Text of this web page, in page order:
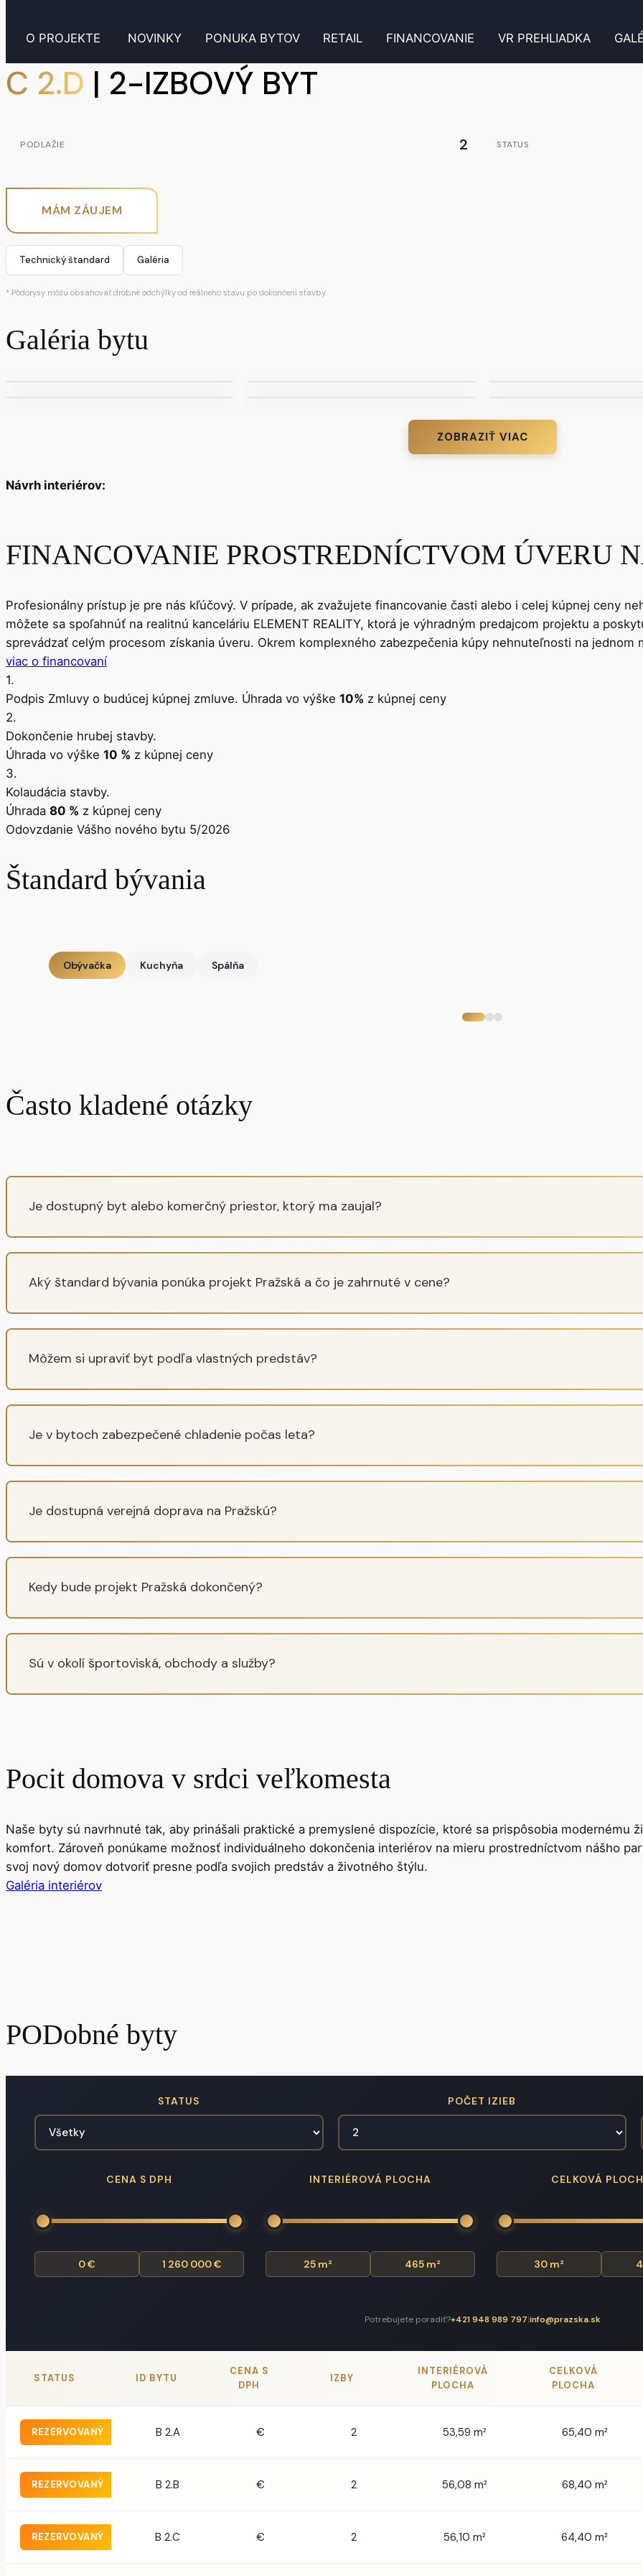
O PROJEKTE NOVINKY PONUKA BYTOV RETAIL FINANCOVANIE VR PREHLIADKA
C 2.D | 2-IZBOVÝ BYT
PODLAŽIE 2 STATUS
MÁM ZÁUJEM
Technický štandard Galéria
* Pôdorysy môžu obsahovať drobné odchýlky od reálneho stavu po dokončení stavby.
Galéria bytu
ZOBRAZIŤ VIAC
Návrh interiérov:
FINANCOVANIE PROSTREDNÍCTVOM ÚVERU
Profesionálny prístup je pre nás kľúčový. V prípade, ak zvažujete financovanie časti alebo i celej kúpnej ceny
môžete sa spoľahnúť na realitnú kanceláriu ELEMENT REALITY, ktorá je výhradným predajcom projektu a
sprevádzať celým procesom získania úveru. Okrem komplexného zabezpečenia kúpy nehnuteľnosti na
viac o financovaní
1.
Podpis Zmluvy o budúcej kúpnej zmluve. Úhrada vo výške 10% z kúpnej ceny
2.
Dokončenie hrubej stavby.
Úhrada vo výške 10 % z kúpnej ceny
3.
Kolaudácia stavby.
Úhrada 80 % z kúpnej ceny
Odovzdanie Vášho nového bytu 5/2026
Štandard bývania
Obývačka Kuchyňa Spálňa
Často kladené otázky
Je dostupný byt alebo komerčný priestor, ktorý ma zaujal?
Aký štandard bývania ponúka projekt Pražská a čo je zahrnuté v cene?
Môžem si upraviť byt podľa vlastných predstáv?
Je v bytoch zabezpečené chladenie počas leta?
Je dostupná verejná doprava na Pražskú?
Kedy bude projekt Pražská dokončený?
Sú v okolí športoviská, obchody a služby?
Pocit domova v srdci veľkomesta
Naše byty sú navrhnuté tak, aby prinášali praktické a premyslené dispozície, ktoré sa prispôsobia modernému
komfort. Zároveň ponúkame možnosť individuálneho dokončenia interiérov na mieru prostredníctvom nášho
svoj nový domov dotvoriť presne podľa svojich predstáv a životného štýlu.
Galéria interiérov
PODobné byty
STATUS POČET IZIEB